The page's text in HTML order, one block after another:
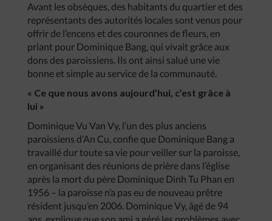
Avant les obsèques, des habitants du quartier et des
représentants des autorités locales sont venus pour
offrir de l’encens et des couronnes de fleurs, en
priant pour Dominique Bang, qui vivait grâce aux
dons des paroissiens. Ils ont ainsi salué une vie
bonne et simple au service de la communauté.
« Ce que nous avons aujourd’hui, c’est grâce à
lui »
Dominique Vu Van Vy, l’un des plus anciens
paroissiens d’An Cu, confie que Dominique Bang a
travaillé dur toute sa vie pour veiller sur la paroisse,
en organisant des réunions de prière dans l’église
après la mort du père Dominique Dinh Tu Phan en
1956 – la paroisse n’a pas eu de nouveau prêtre
résident jusqu’en 2006. Dominique Vy, âgé de 94